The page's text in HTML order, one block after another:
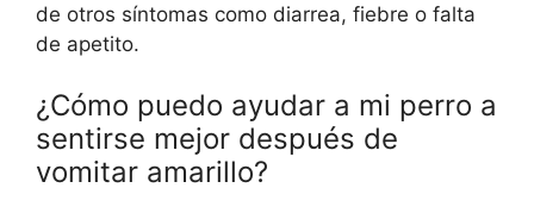
de otros síntomas como diarrea, fiebre o falta
de apetito.
¿Cómo puedo ayudar a mi perro a
sentirse mejor después de
vomitar amarillo?